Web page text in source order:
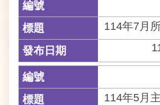
站
料
放
114年7月
114年5月